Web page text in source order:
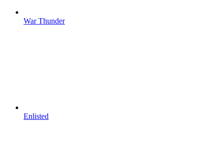
War Thunder
Enlisted